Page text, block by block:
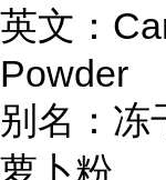
英文：
Powder
别名：冻
萝卜粉